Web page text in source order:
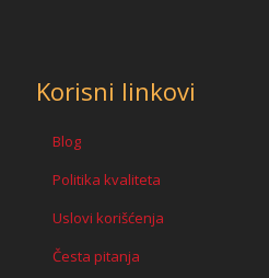
Korisni linkovi
Blog
Politika kvaliteta
Uslovi korišćenja
Česta pitanja